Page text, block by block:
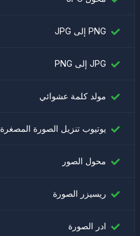
PNG إلى JPG
JPG إلى PNG
مولد كلمة عشوائي
يوتيوب تنزيل الصورة المصغرة
محول الصور
ريسيزر الصورة
ادر الصورة